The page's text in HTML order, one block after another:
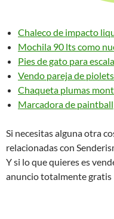
Chaleco de impacto
Mochila 90 lts como
Pies de gato para
Vendo pareja de
Chaqueta plumas
Marcadora de paintball
Si necesitas alguna otra
relacionadas con
Y si lo que quieres es
anuncio totalmente gratis